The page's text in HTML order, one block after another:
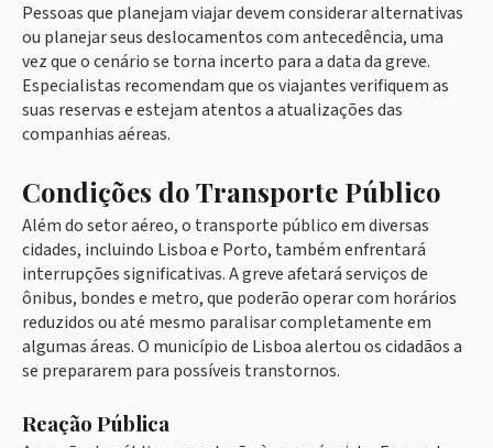
Pessoas que planejam viajar devem considerar alternativas
ou planejar seus deslocamentos com antecedência, uma
vez que o cenário se torna incerto para a data da greve.
Especialistas recomendam que os viajantes verifiquem as
suas reservas e estejam atentos a atualizações das
companhias aéreas.
Condições do Transporte Público
Além do setor aéreo, o transporte público em diversas
cidades, incluindo Lisboa e Porto, também enfrentará
interrupções significativas. A greve afetará serviços de
ônibus, bondes e metro, que poderão operar com horários
reduzidos ou até mesmo paralisar completamente em
algumas áreas. O município de Lisboa alertou os cidadãos a
se prepararem para possíveis transtornos.
Reação Pública